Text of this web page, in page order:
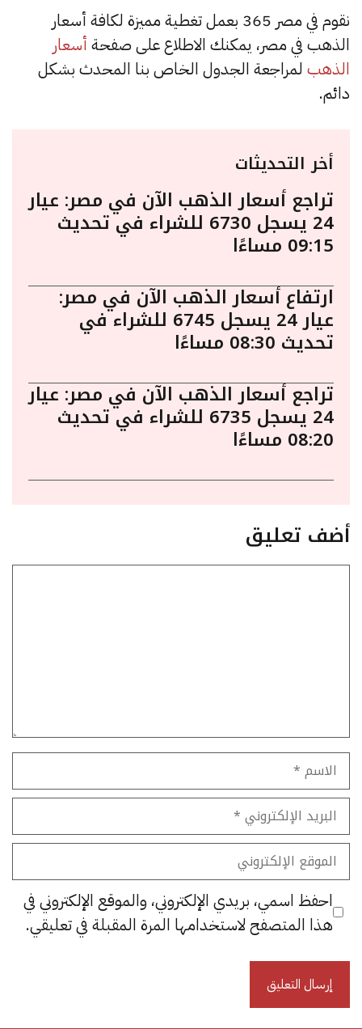
نقوم في مصر 365 بعمل تغطية مميزة لكافة أسعار
الذهب في مصر، يمكنك الاطلاع على صفحة أسعار
الذهب لمراجعة الجدول الخاص بنا المحدث بشكل
دائم.
أخر التحديثات
تراجع أسعار الذهب الآن في مصر: عيار
24 يسجل 6730 للشراء في تحديث
09:15 مساءًا
ارتفاع أسعار الذهب الآن في مصر:
عيار 24 يسجل 6745 للشراء في
تحديث 08:30 مساءًا
تراجع أسعار الذهب الآن في مصر: عيار
24 يسجل 6735 للشراء في تحديث
08:20 مساءًا
أضف تعليق
الاسم
البريد
الإلكتروني
الموقع
الإلكتروني
احفظ اسمي، بريدي الإلكتروني، والموقع الإلكتروني في
هذا المتصفح لاستخدامها المرة المقبلة في تعليقي.